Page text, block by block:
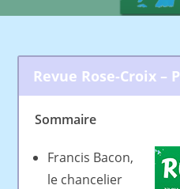
Revue Rose-Croix –
Sommaire
Francis Bacon,
le chancelier